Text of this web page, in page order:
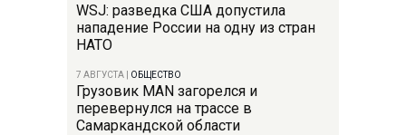
WSJ: разведка США допустила
нападение России на одну из стран
НАТО
7 АВГУСТА ОБЩЕСТВО
Грузовик MAN загорелся и
перевернулся на трассе в
Самаркандской области